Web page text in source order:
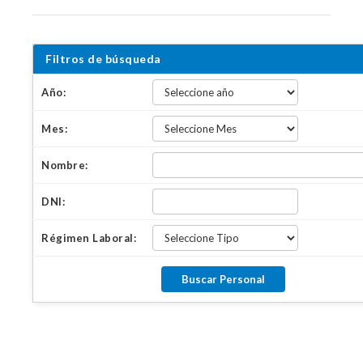
Filtros de búsqueda
Año:
Mes:
Nombre:
DNI:
Régimen Laboral: